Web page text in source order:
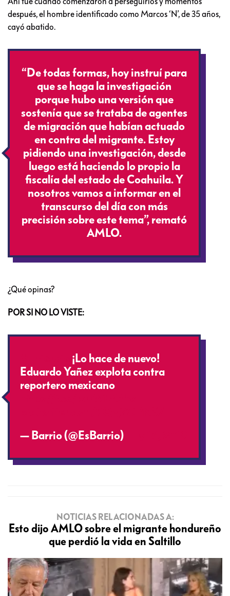
después, el hombre identificado como Marcos ‘N’, de 35 años,
cayó abatido.
“De todas formas, hoy instruí para
que se haga la investigación
porque hubo una versión que
sostenía que se trataba de agentes
de migración que habían actuado
en contra del migrante. Estoy
pidiendo una investigación, desde
luego está haciendo lo propio la
fiscalía del estado de Coahuila. Y
nosotros vamos a informar en el
transcurso del día con más
precisión sobre este tema”, remató
AMLO.
¿Qué opinas?
POR SI NO LO VISTE:
¡Lo hace de nuevo!
Eduardo Yañez explota contra
reportero mexicano
— Barrio (@EsBarrio)
NOTICIAS RELACIONADAS A:
Esto dijo AMLO sobre el migrante hondureño
que perdió la vida en Saltillo